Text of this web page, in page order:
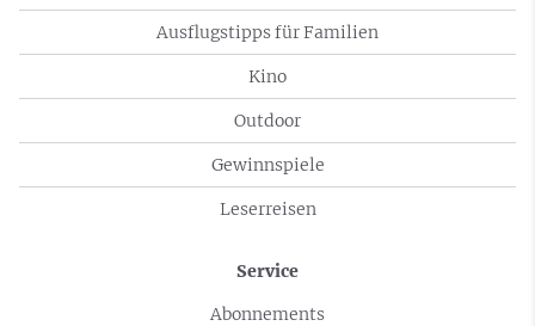
Ausflugstipps für Familien
Kino
Outdoor
Gewinnspiele
Leserreisen
Service
Abonnements